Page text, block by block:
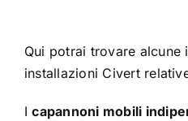
Qui potrai trovare alcune
installazioni Civert
Icapannoni mobili